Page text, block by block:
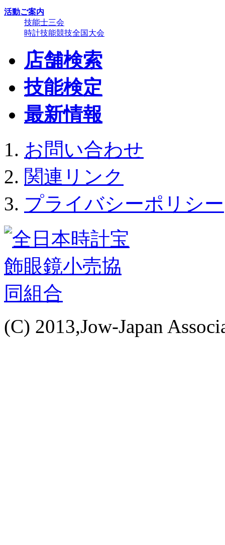
活動ご案内
技能士三会
時計技能競技全国大会
店舗検索
技能検定
最新情報
お問い合わせ
関連リンク
プライバシーポリシー
(C) 2013,Jow-Japan